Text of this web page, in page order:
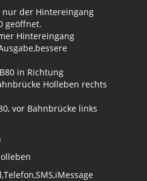
der Hintereingang
geöffnet.
Hintereingang
in Richtung
Holleben rechts
vor Bahnbrücke links